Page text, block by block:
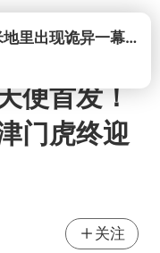
打开西平命案8天未破，玉米地里出现诡异一幕，我突然想起了欧金中
便首发！
门虎终迎
关注